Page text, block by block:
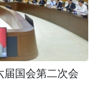
国会第二次会